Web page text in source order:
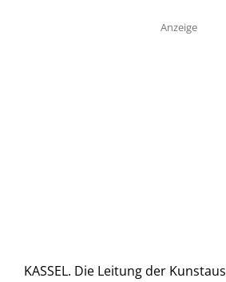
Anzeige
KASSEL. Die Leitung der